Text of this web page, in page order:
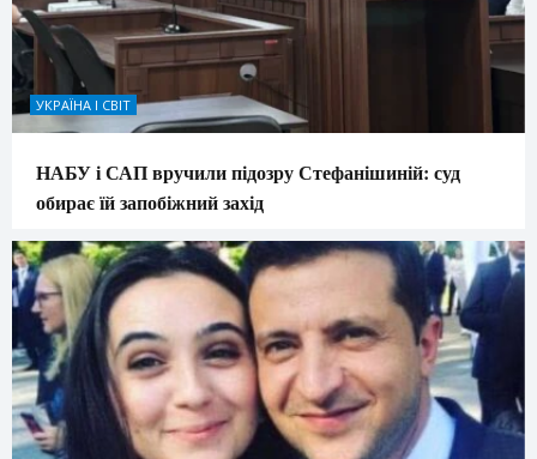
УКРАЇНА І СВІТ
НАБУ і САП вручили підозру Стефанішиній: суд
обирає їй запобіжний захід